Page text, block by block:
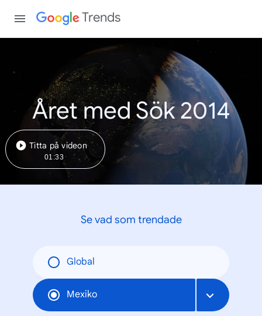
Trends
Året med Sök 2014
Titta på videon
01:33
Se vad som trendade
Global
Mexiko